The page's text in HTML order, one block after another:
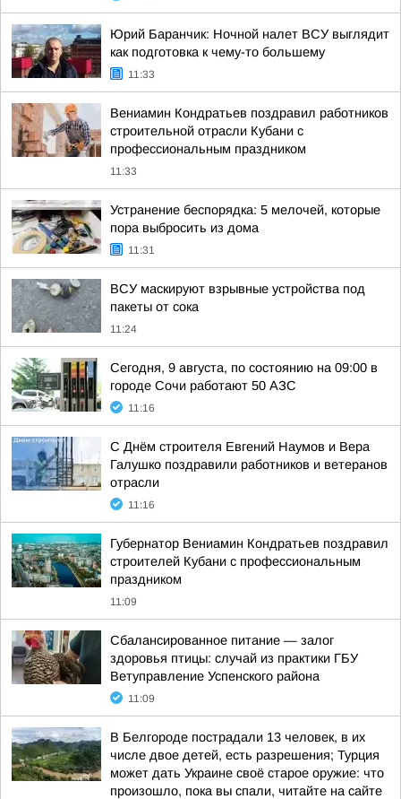
Юрий Баранчик: Ночной налет ВСУ выглядит
как подготовка к чему-то большему
11:33
Вениамин Кондратьев поздравил работников
строительной отрасли Кубани с
профессиональным праздником
11:33
Устранение беспорядка: 5 мелочей, которые
пора выбросить из дома
11:31
ВСУ маскируют взрывные устройства под
пакеты от сока
11:24
Сегодня, 9 августа, по состоянию на 09:00 в
городе Сочи работают 50 АЗС
11:16
С Днём строителя Евгений Наумов и Вера
Галушко поздравили работников и ветеранов
отрасли
11:16
Губернатор Вениамин Кондратьев поздравил
строителей Кубани с профессиональным
праздником
11:09
Сбалансированное питание — залог
здоровья птицы: случай из практики ГБУ
Ветуправление Успенского района
11:09
В Белгороде пострадали 13 человек, в их
числе двое детей, есть разрешения; Турция
может дать Украине своё старое оружие: что
произошло, пока вы спали, читайте на сайте